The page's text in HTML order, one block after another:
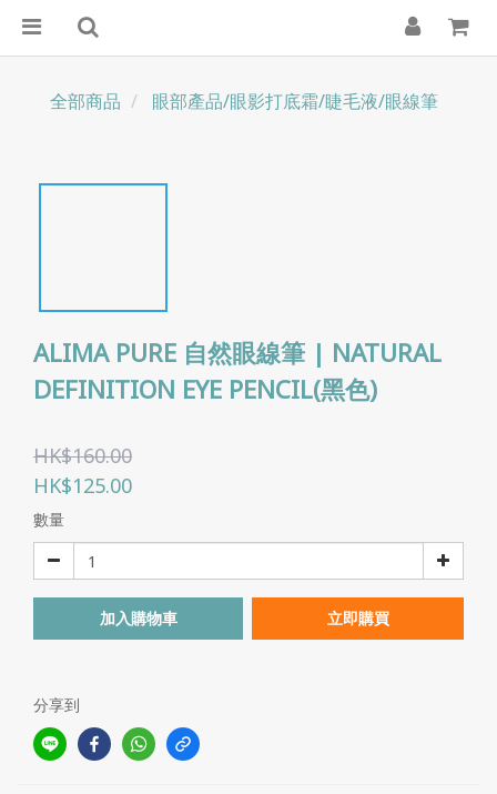
全部商品 眼部產品/眼影打底霜/睫毛液/眼線筆
ALIMA PURE 自然眼線筆 | NATURAL
DEFINITION EYE PENCIL(黑色)
HK$160.00
HK$125.00
數量
加入購物車 立即購買
分享到